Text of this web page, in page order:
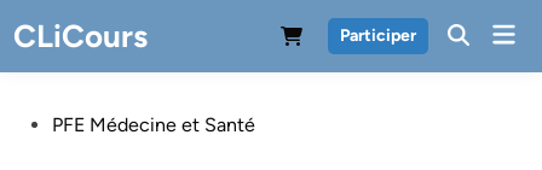
to
content
CLiCours Participer
PostedPFE Médecine et Santé